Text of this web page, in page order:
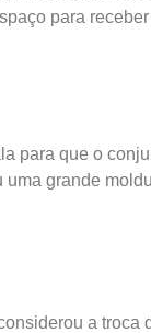
para
para que o
uma grande
a troca